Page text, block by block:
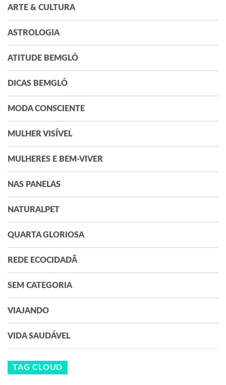
ARTE & CULTURA
ASTROLOGIA
ATITUDE BEMGLÔ
DICAS BEMGLÔ
MODA CONSCIENTE
MULHER VISÍVEL
MULHERES E BEM-VIVER
NAS PANELAS
NATURALPET
QUARTA GLORIOSA
REDE ECOCIDADÃ
SEM CATEGORIA
VIAJANDO
VIDA SAUDÁVEL
TAG CLOUD